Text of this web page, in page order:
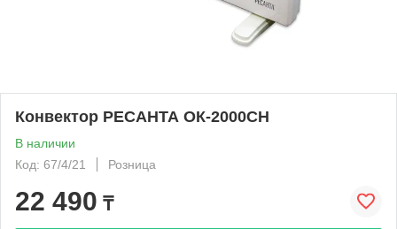
Конвектор РЕСАНТА ОК-2000СН
В наличии
Код: 67/4/21
Розница
22 490 ₸